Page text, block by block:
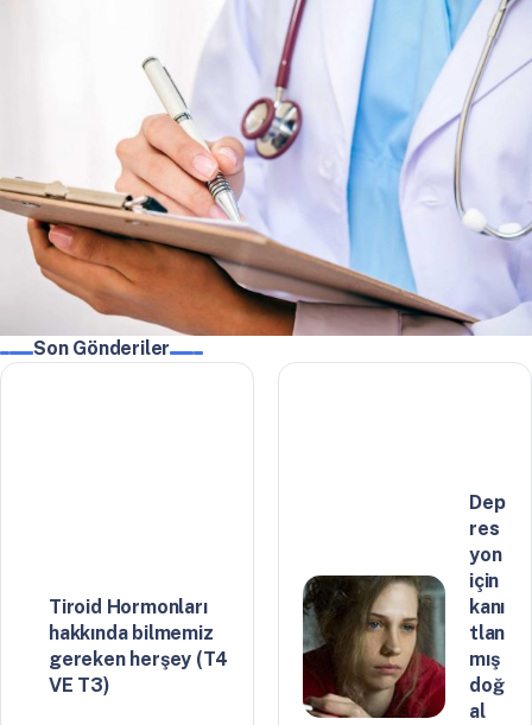
Son Gönderiler
Tiroid Hormonları
hakkında bilmemiz
gereken herşey (T4
VE T3)
Dep
res
yon
için
kanı
tlan
mış
doğ
al